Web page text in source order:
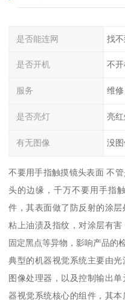
是否能连网 找
是否开机 不
服务 维修
是否亮灯 亮
有无图像 没图
不要用手指触摸镜头表面 不
头的边缘，千万不要用手指
件，其表面做了防反射的涂
粘上油渍及指纹，对涂层有
固定黑点等异物，影响产品的检
典型的机器视觉系统主要由
图像处理器，以及控制输出
器视觉系统核心的组件，其